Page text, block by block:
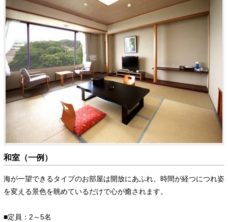
和室（一例）
海が一望できるタイプのお部屋は開放にあふれ、時間が経つにつれ姿
を変える景色を眺めているだけで心が癒されます。
■定員：2～5名